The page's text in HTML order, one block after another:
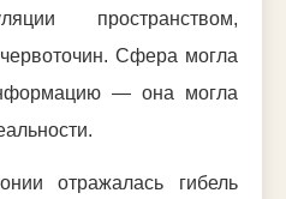
пространством,
Сфера могла
— она могла
отражалась гибель